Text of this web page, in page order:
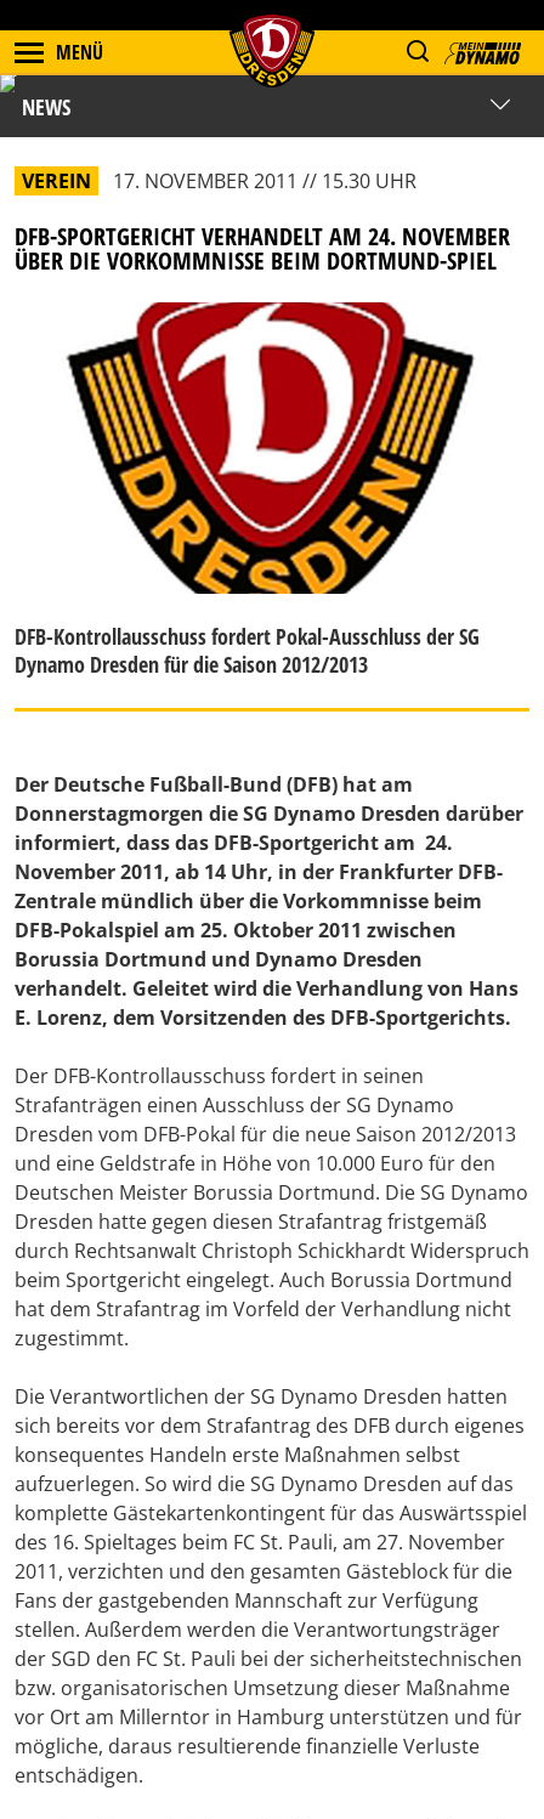
MENÜ
NEWS
VEREIN 17. NOVEMBER 2011 // 15.30 UHR
DFB-SPORTGERICHT VERHANDELT AM 24. NOVEMBER
ÜBER DIE VORKOMMNISSE BEIM DORTMUND-SPIEL
DFB-Kontrollausschuss fordert Pokal-Ausschluss der SG
Dynamo Dresden für die Saison 2012/2013
Der Deutsche Fußball-Bund (DFB) hat am
Donnerstagmorgen die SG Dynamo Dresden darüber
informiert, dass das DFB-Sportgericht am 24.
November 2011, ab 14 Uhr, in der Frankfurter DFB-
Zentrale mündlich über die Vorkommnisse beim
DFB-Pokalspiel am 25. Oktober 2011 zwischen
Borussia Dortmund und Dynamo Dresden
verhandelt. Geleitet wird die Verhandlung von Hans
E. Lorenz, dem Vorsitzenden des DFB-Sportgerichts.
Der DFB-Kontrollausschuss fordert in seinen
Strafanträgen einen Ausschluss der SG Dynamo
Dresden vom DFB-Pokal für die neue Saison 2012/2013
und eine Geldstrafe in Höhe von 10.000 Euro für den
Deutschen Meister Borussia Dortmund. Die SG Dynamo
Dresden hatte gegen diesen Strafantrag fristgemäß
durch Rechtsanwalt Christoph Schickhardt Widerspruch
beim Sportgericht eingelegt. Auch Borussia Dortmund
hat dem Strafantrag im Vorfeld der Verhandlung nicht
zugestimmt.
Die Verantwortlichen der SG Dynamo Dresden hatten
sich bereits vor dem Strafantrag des DFB durch eigenes
konsequentes Handeln erste Maßnahmen selbst
aufzuerlegen. So wird die SG Dynamo Dresden auf das
komplette Gästekartenkontingent für das Auswärtsspiel
des 16. Spieltages beim FC St. Pauli, am 27. November
2011, verzichten und den gesamten Gästeblock für die
Fans der gastgebenden Mannschaft zur Verfügung
stellen. Außerdem werden die Verantwortungsträger
der SGD den FC St. Pauli bei der sicherheitstechnischen
bzw. organisatorischen Umsetzung dieser Maßnahme
vor Ort am Millerntor in Hamburg unterstützen und für
mögliche, daraus resultierende finanzielle Verluste
entschädigen.